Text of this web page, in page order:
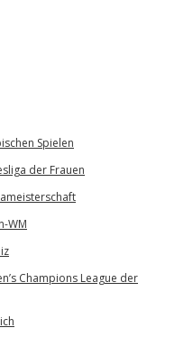
Spielen
der Frauen
WM
Champions League der